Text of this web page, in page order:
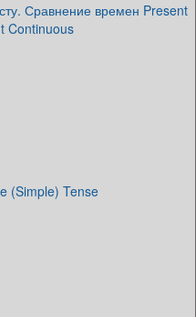
Сравнение времен Present
Continuous
(Simple) Tense